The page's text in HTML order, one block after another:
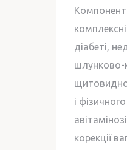
діабеті,
шлунково-
і
корекції